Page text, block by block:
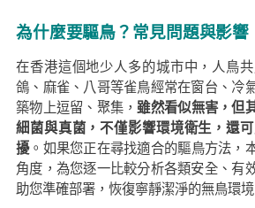
為什麼要驅鳥？常見問題與影響
在香港這個地少人多的城市中，人鳥
鴿、麻雀、八哥等雀鳥經常在窗台、冷
築物上逗留、聚集，雖然看似無害，但
細菌與真菌，不僅影響環境衛生，還
擾。如果您正在尋找適合的驅鳥方法，
角度，為您逐一比較分析各類安全、有
助您準確部署，恢復寧靜潔淨的無鳥環境